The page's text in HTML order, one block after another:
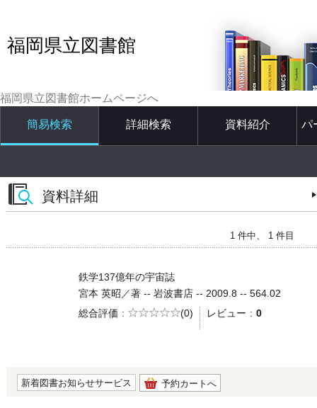
福岡県立図書館
福岡県立図書館ホームページへ
簡易検索 詳細検索 資料紹介 パ
資料詳細
1 件中、 1 件目
鉄学137億年の宇宙誌
宮本 英昭／著 -- 岩波書店 -- 2009.8 -- 564.02
総合評価
5段階評価
(0) レビュー 0
新着図書お知らせサービス 予約カートへ